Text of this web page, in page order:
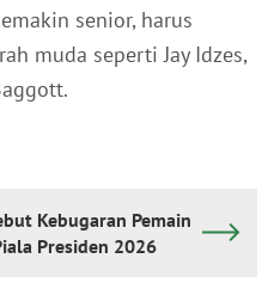
senior, harus
muda seperti Jay Idzes,
Kebugaran Pemain
Presiden 2026